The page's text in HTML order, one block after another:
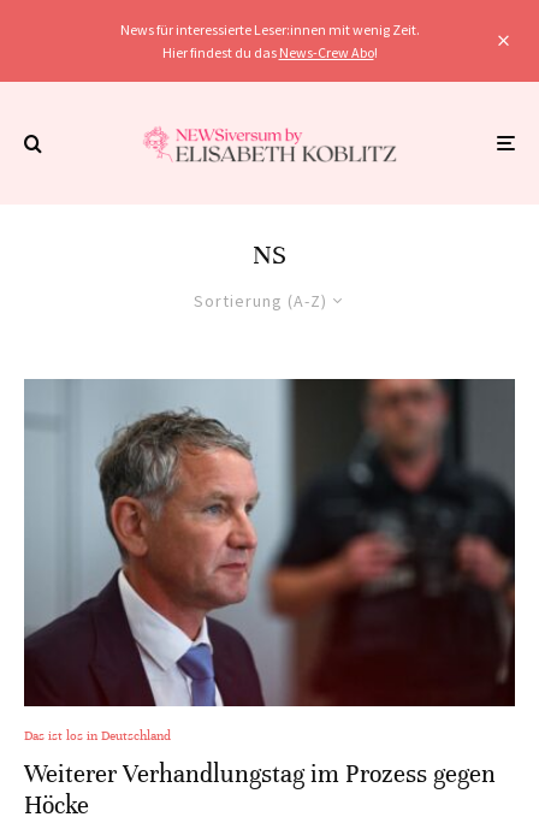
News für interessierte Leser:innen mit wenig Zeit.
Hier findest du das News-Crew Abo!
NS
Sortierung (A-Z)
Das ist los in Deutschland
Weiterer Verhandlungstag im Prozess gegen
Höcke